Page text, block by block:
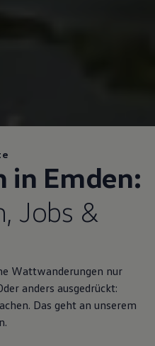
in Emden:
Jobs &
Wattwanderungen nur
anders ausgedrückt:
Das geht an unserem